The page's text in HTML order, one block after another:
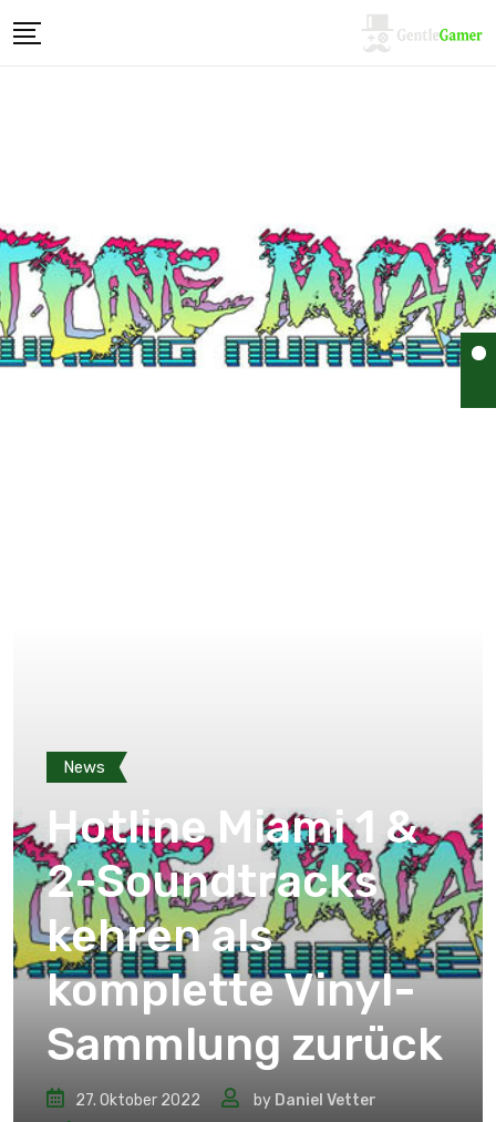
News
Hotline Miami 1 &
2-Soundtracks
kehren als
komplette Vinyl-
Sammlung zurück
27. Oktober 2022 by Daniel Vetter